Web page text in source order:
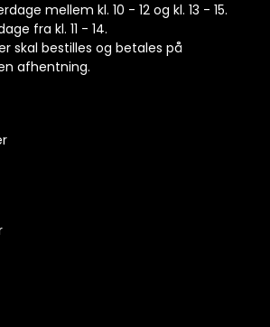
mellem kl. 10 - 12 og kl. 13 - 15.
fra kl. 11 - 14.
skal bestilles og betales på
afhentning.